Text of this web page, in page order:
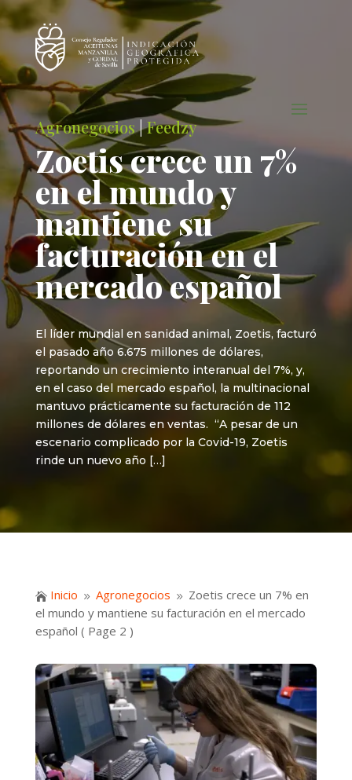
Agronegocios|Feedzy
Zoetis crece un 7%
en el mundo y
mantiene su
facturación en el
mercado español
El líder mundial en sanidad animal, Zoetis, facturó
el pasado año 6.675 millones de dólares,
reportando un crecimiento interanual del 7%, y,
en el caso del mercado español, la multinacional
mantuvo prácticamente su facturación de 112
millones de dólares en ventas. “A pesar de un
escenario complicado por la Covid-19, Zoetis
rinde un nuevo año […]
 Inicio 9 Agronegocios 9 Zoetis crece un 7% en
el mundo y mantiene su facturación en el mercado
español ( Page 2 )